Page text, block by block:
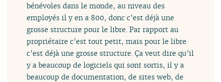
bénévoles dans le monde, au niveau des
employés il y en a 800, donc c’est déjà une
grosse structure pour le libre. Par rapport au
propriétaire c’est tout petit, mais pour le libre
c’est déjà une grosse structure. Ça veut dire qu’il
y a beaucoup de logiciels qui sont sortis, il y a
beaucoup de documentation, de sites web, de